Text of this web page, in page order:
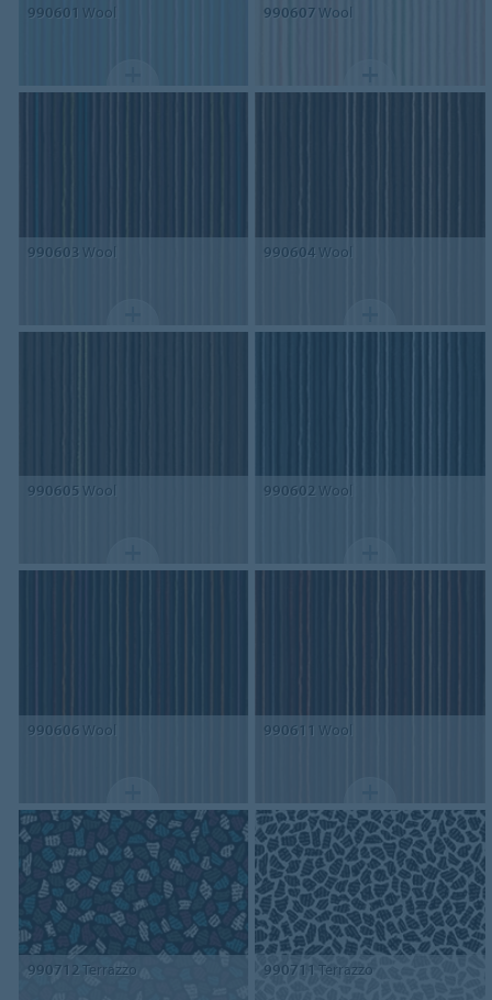
990601 Wool 990607 Wool
990603 Wool 990604 Wool
990605 Wool 990602 Wool
990606 Wool 990611 Wool
990712Terrazzo 990711 Terrazzo